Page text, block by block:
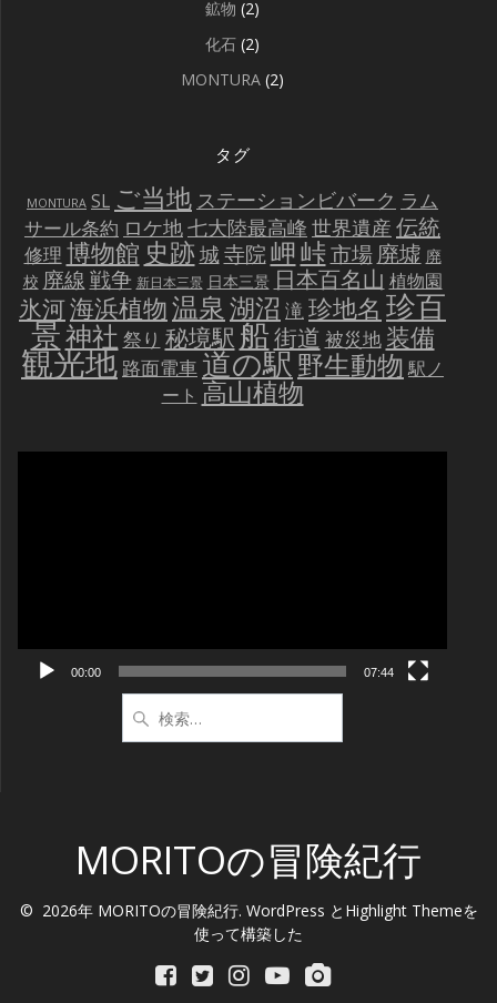
鉱物 (2)
化石 (2)
MONTURA (2)
タグ
MONTURA SL ご当地 ステーションビバーク ラム
サール条約 ロケ地七大陸最高峰 世界遺産 伝統
修理 博物館 史跡城寺院岬峠市場 廃墟 廃
校 廃線戦争 新日本三景 日本三景 日本百名山 植物園
氷河海浜植物温泉湖沼 滝珍地名 珍百
景神社 祭り 秘境駅船街道 被災地 装備
観光地 路面電車道の駅野生動物 駅ノ
ート 高山植物
00:00 07:44
索:
MORITOの冒険紀行
© 2026年 MORITOの冒険紀行. WordPress と Highlight Themeを
使って構築した